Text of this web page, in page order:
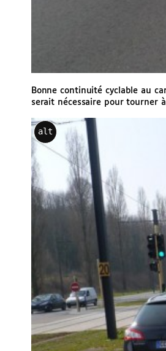
Bonne continuité cyclable au
serait nécessaire pour tourner
alt